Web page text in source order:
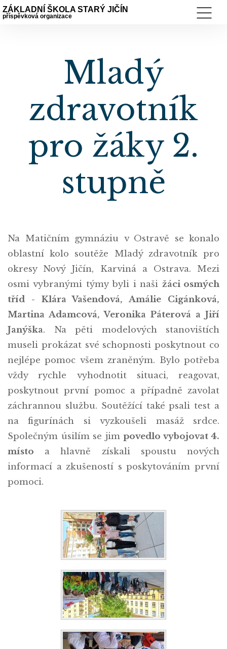
ZÁKLADNÍ ŠKOLA STARÝ JIČÍN
příspěvková organizace
Mladý
zdravotník
pro žáky 2.
stupně
Na Matičním gymnáziu v Ostravě se konalo
oblastní kolo soutěže Mladý zdravotník pro
okresy Nový Jičín, Karviná a Ostrava. Mezi
osmi vybranými týmy byli i naši žáci osmých
tříd - Klára Vašendová, Amálie Cigánková,
Martina Adamcová, Veronika Páterová a Jiří
Janýška. Na pěti modelových stanovištích
museli prokázat své schopnosti poskytnout co
nejlépe pomoc všem zraněným. Bylo potřeba
vždy rychle vyhodnotit situaci, reagovat,
poskytnout první pomoc a případně zavolat
záchrannou službu. Soutěžící také psali test a
na figurínách si vyzkoušeli masáž srdce.
Společným úsilím se jim povedlo vybojovat 4.
místo a hlavně získali spoustu nových
informací a zkušeností s poskytováním první
pomoci.